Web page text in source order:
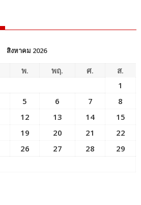
สิงหาคม 2026
พ. พฤ. ศ.
ส.
1
5 6 7
8
12 13 14
15
19 20 21
22
26 27 28
29